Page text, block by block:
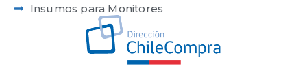
Insumos para Monitores